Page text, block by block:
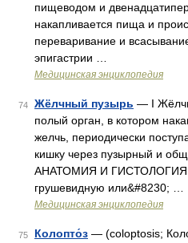
пищеводом и
накапливается пища и
переваривание и
эпигастрии …
Медицинская энциклопедия
74 Жёлчный пузырь — I
полый орган, в котором
желчь, периодически
кишку через пузырный и
АНАТОМИЯ И ГИСТОЛОГИЯ
грушевидную или&#8230; …
Медицинская энциклопедия
75 Колопто́з — (coloptosis;